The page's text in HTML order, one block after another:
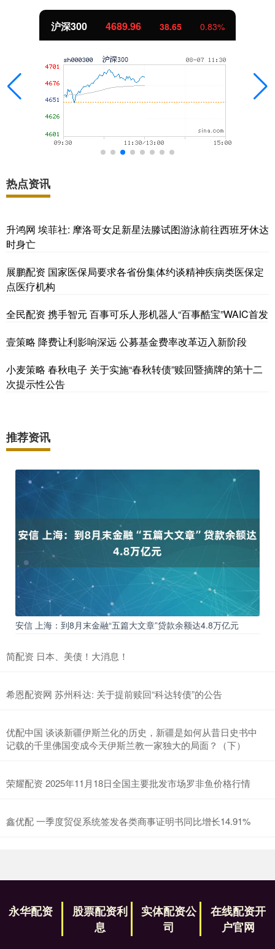
沪深300 4689.96 38.65 0.83%
热点资讯
升鸿网 埃菲社: 摩洛哥女足新星法滕试图游泳前往西班牙休达
时身亡
展鹏配资 国家医保局要求各省份集体约谈精神疾病类医保定
点医疗机构
全民配资 携手智元 百事可乐人形机器人“百事酷宝”WAIC首发
壹策略 降费让利影响深远 公募基金费率改革迈入新阶段
小麦策略 春秋电子 关于实施“春秋转债”赎回暨摘牌的第十二
次提示性公告
推荐资讯
安信 上海：到8月末金融“五篇大文章”贷款余额达4.8万亿元
简配资 日本、美债！大消息！
希恩配资网 苏州科达: 关于提前赎回“科达转债”的公告
优配中国 谈谈新疆伊斯兰化的历史，新疆是如何从昔日史书中
记载的千里佛国变成今天伊斯兰教一家独大的局面？（下）
荣耀配资 2025年11月18日全国主要批发市场罗非鱼价格行情
鑫优配 一季度贸促系统签发各类商事证明书同比增长14.91%
永华配资
股票配资利
息
实体配资公
司
在线配资开
户官网